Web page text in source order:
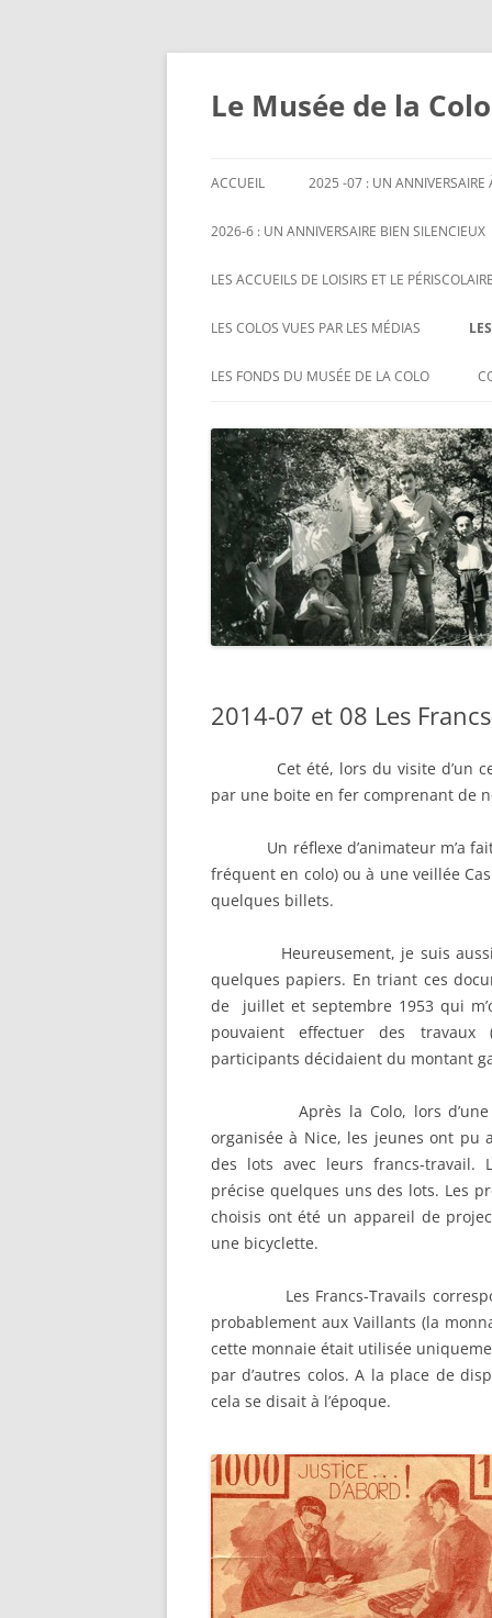
Aller
Le Musée de la Colo
ACCUEIL 2025 -07 : UN ANNIVERSAIRE
2026-6 : UN ANNIVERSAIRE BIEN SILENCIEUX
LES ACCUEILS DE LOISIRS ET LE PÉRISCOLAIRE
COLLOQUE : AMÉNAGEMENT DU
PÉRISCOLAIRES
LETTRE OUVERTE DES
CHERCHEURS DE L’ANIMATION
LES COLOS VUES PAR LES MÉDIAS
DES FILMS SUR LES COLOS
LES COLOS AU CINÉMA
LES COLOS EN BD
LES ROMANS DES COLOS
LES FONDS DU MUSÉE DE LA COLO
LE FONDS CEJAM
LE FONDS COEX
LE FONDS COURCELLES
LE FONDS GUGLIÉMI
LE FONDS JACKY JOBERT
2014-07 et 08 Les
Cet été, lors du visite d’un
par une boite en fer comprenant de
Un réflexe d’animateur m’a fait
fréquent en colo) ou à une veillée
quelques billets.
Heureusement, je suis aussi
quelques papiers. En triant ces
de juillet et septembre 1953 qui
pouvaient effectuer des travaux
participants décidaient du montant
Après la Colo, lors d’une
organisée à Nice, les jeunes ont pu
des lots avec leurs francs-travail.
précise quelques uns des lots. Les
choisis ont été un appareil de
une bicyclette.
Les Francs-Travails
probablement aux Vaillants (la
cette monnaie était utilisée
par d’autres colos. A la place de
cela se disait à l’époque.